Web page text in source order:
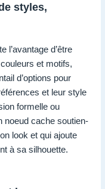
styles,
l’avantage d’être
et motifs,
d’options pour
et leur style
formelle ou
noeud cache soutien-
look et qui ajoute
à sa silhouette.